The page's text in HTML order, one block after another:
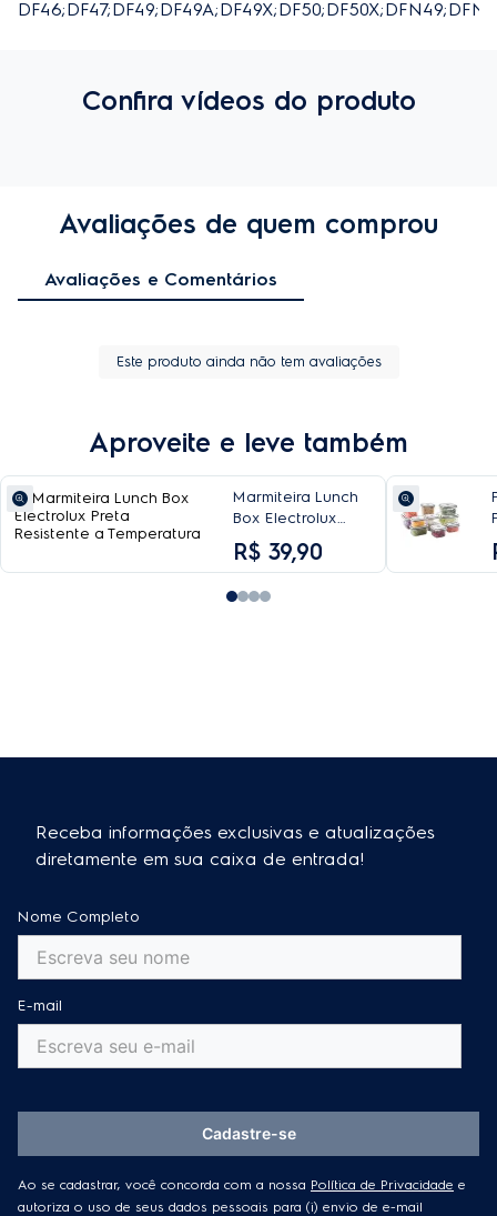
Confira vídeos do produto
Avaliações de quem comprou
Avaliações e Comentários
Este produto ainda não tem avaliações
Aproveite e leve também
Marmiteira Lunch
Box Electrolux
Preta Resistente a
Temperatura
R$ 39,90
Receba informações exclusivas e atualizações
diretamente em sua caixa de entrada!
Nome Completo
E-mail
Ao se cadastrar, você concorda com a nossa Política de Privacidade e
autoriza o uso de seus dados pessoais para (i) envio de e-mail
Cadastre-se